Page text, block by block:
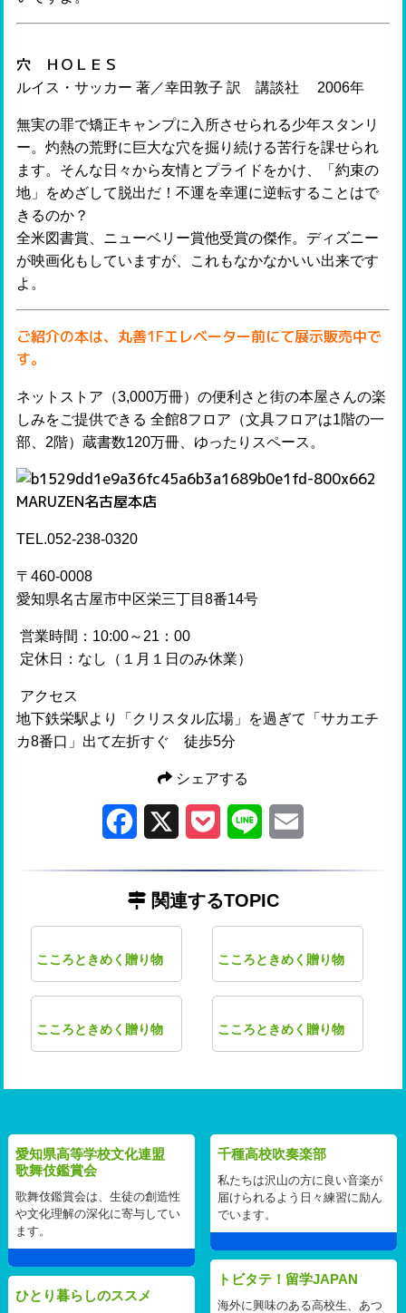
穴 ＨＯＬＥＳ
ルイス・サッカー 著／幸田敦子 訳 講談社 2006年
無実の罪で矯正キャンプに入所させられる少年スタンリ
ー。灼熱の荒野に巨大な穴を掘り続ける苦行を課せられ
ます。そんな日々から友情とプライドをかけ、「約束の
地」をめざして脱出だ！不運を幸運に逆転することはで
きるのか？
全米図書賞、ニューベリー賞他受賞の傑作。ディズニー
が映画化もしていますが、これもなかなかいい出来です
よ。
ご紹介の本は、丸善1Fエレベーター前にて展示販売中で
す。
ネットストア（3,000万冊）の便利さと街の本屋さんの楽
しみをご提供できる 全館8フロア（文具フロアは1階の一
部、2階）蔵書数120万冊、ゆったりスペース。
MARUZEN名古屋本店
TEL.052-238-0320
〒460-0008
愛知県名古屋市中区栄三丁目8番14号
営業時間：10:00～21：00
定休日：なし（１月１日のみ休業）
アクセス
地下鉄栄駅より「クリスタル広場」を過ぎて「サカエチ
カ8番口」出て左折すぐ 徒歩5分
シェアする
Facebook Pocket Line
関連するTOPIC
こころときめく贈り物 こころときめく贈り物
こころときめく贈り物 こころときめく贈り物
愛知県高等学校文化連盟
歌舞伎鑑賞会
歌舞伎鑑賞会は、生徒の創造性
や文化理解の深化に寄与してい
ます。
千種高校吹奏楽部
私たちは沢山の方に良い音楽が
届けられるよう日々練習に励ん
でいます。
トビタテ！留学JAPAN
海外に興味のある高校生、あつ
ひとり暮らしのススメ